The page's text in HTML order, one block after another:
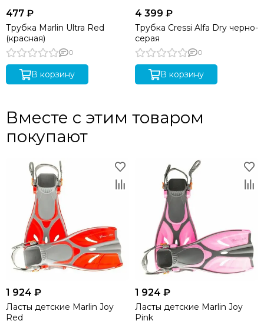
477 ₽
Трубка Marlin Ultra Red
(красная)
0
В корзину
4 399 ₽
Трубка Cressi Alfa Dry черно-
серая
0
В корзину
Вместе с этим товаром
покупают
1 924 ₽
Ласты детские Marlin Joy
Red
1 924 ₽
Ласты детские Marlin Joy
Pink